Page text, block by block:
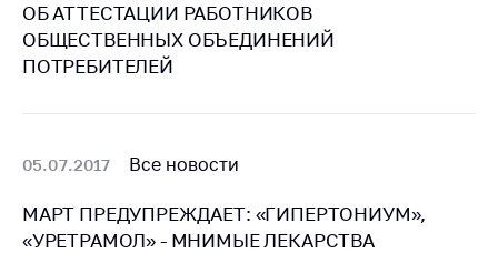
обслуживания
Обучение по
конкурентной
политики
ОБ АТТЕСТАЦИИ РАБОТНИКОВ
ОБЩЕСТВЕННЫХ ОБЪЕДИНЕНИЙ
ПОТРЕБИТЕЛЕЙ
05.07.2017 Все новости
МАРТ ПРЕДУПРЕЖДАЕТ: «ГИПЕРТОНИУМ»,
«УРЕТРАМОЛ» - МНИМЫЕ ЛЕКАРСТВА